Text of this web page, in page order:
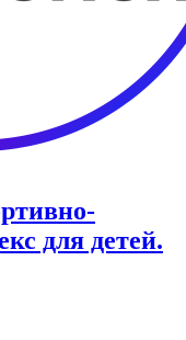
для детей.